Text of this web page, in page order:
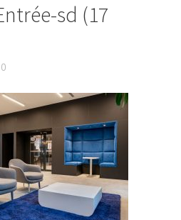
sd (17
0